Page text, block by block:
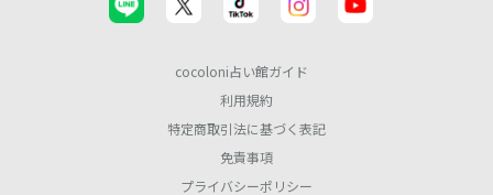
cocoloni占い館ガイド
利用規約
特定商取引法に基づく表記
免責事項
プライバシーポリシー